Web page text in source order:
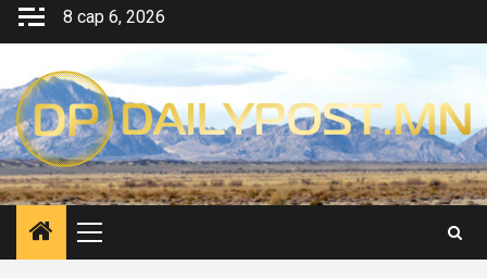
Skip
8 сар 6, 2026
Primary
Menu